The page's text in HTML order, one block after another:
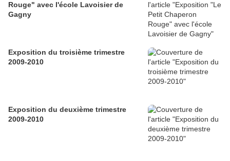
Rouge" avec l'école Lavoisier de
Gagny
Exposition du troisième trimestre
2009-2010
Exposition du deuxième trimestre
2009-2010